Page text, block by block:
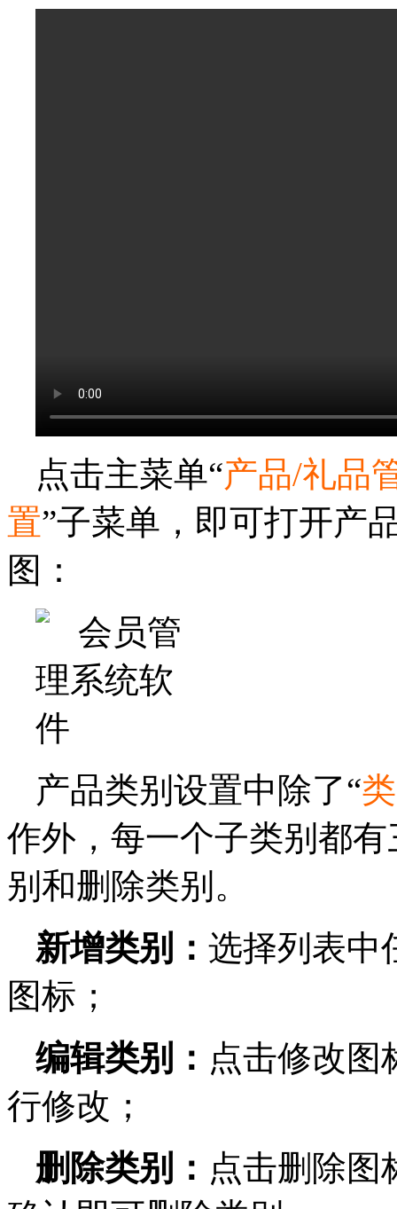
点击主菜单“产品/礼品
置”子菜单，即可打开产
图：
产品类别设置中除了“
作外，每一个子类别都
别和删除类别。
新增类别： 选择列表中
图标；
编辑类别： 点击修改图
行修改；
删除类别： 点击删除图